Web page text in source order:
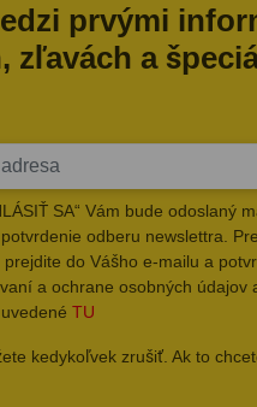
prvými
zľavách a
SA“ Vám bude odoslaný
odberu newslettra.
do Vášho e-mailu a
a ochrane osobných údajov
TU
kedykoľvek zrušiť. Ak to